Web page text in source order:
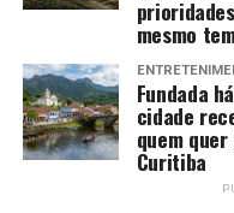
mesmo
Fundada
cidade
quem
Curitiba